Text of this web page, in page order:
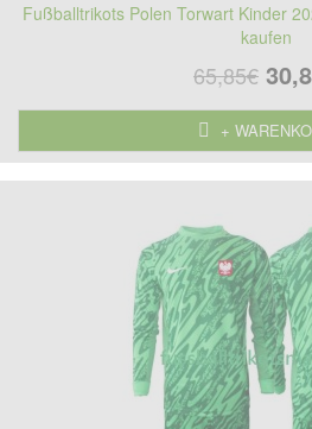
Fußballtrikots Polen Torwart Kinder
kaufen
65,85€
+